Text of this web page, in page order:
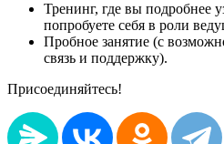
Тренинг, где вы подробнее
попробуете себя в роли
Пробное занятие (с
связь и поддержку).
Присоединяйтесь!